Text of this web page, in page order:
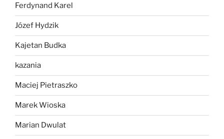
Ferdynand Karel
Józef Hydzik
Kajetan Budka
kazania
Maciej Pietraszko
Marek Wioska
Marian Dwulat